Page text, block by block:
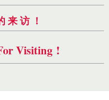
来 访 ！
Visiting !